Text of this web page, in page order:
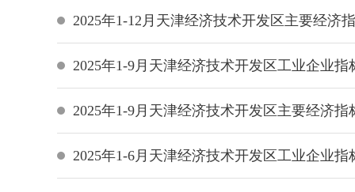
2025年1-12月天津经济技术开发区主要经济
2025年1-9月天津经济技术开发区工业企业指
2025年1-9月天津经济技术开发区主要经济指
2025年1-6月天津经济技术开发区工业企业指